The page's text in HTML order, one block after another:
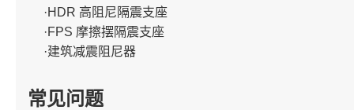
·HDR 高阻尼隔震支座
·FPS 摩擦摆隔震支座
·建筑减震阻尼器
常见问题